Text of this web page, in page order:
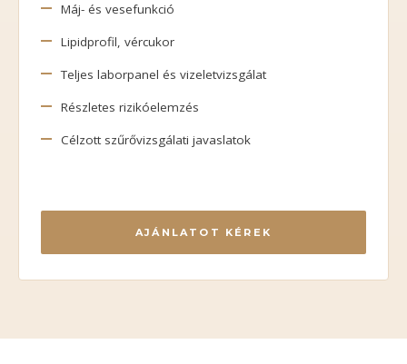
Máj- és vesefunkció
Lipidprofil, vércukor
Teljes laborpanel és vizeletvizsgálat
Részletes rizikóelemzés
Célzott szűrővizsgálati javaslatok
AJÁNLATOT KÉREK